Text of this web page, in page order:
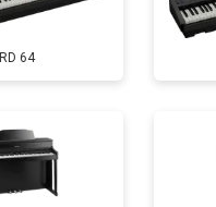
RD 64